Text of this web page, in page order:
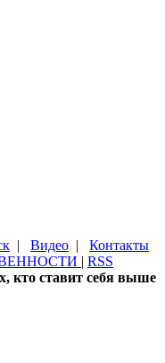
| Видео | Контакты
| RSS
кто ставит себя выше